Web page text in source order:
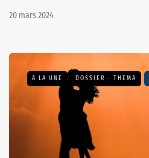
20 mars 2024
A LA UNE DOSSIER - THEMA